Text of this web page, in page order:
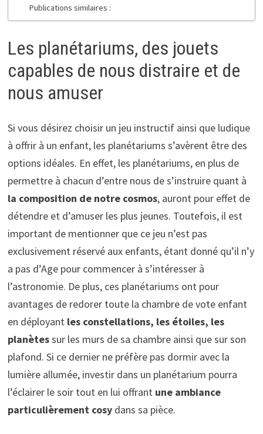
Publications similaires :
Les planétariums, des jouets
capables de nous distraire et de
nous amuser
Si vous désirez choisir un jeu instructif ainsi que ludique
à offrir à un enfant, les planétariums s’avèrent être des
options idéales. En effet, les planétariums, en plus de
permettre à chacun d’entre nous de s’instruire quant à
la composition de notre cosmos, auront pour effet de
détendre et d’amuser les plus jeunes. Toutefois, il est
important de mentionner que ce jeu n’est pas
exclusivement réservé aux enfants, étant donné qu’il n’y
a pas d’Age pour commencer à s’intéresser à
l’astronomie. De plus, ces planétariums ont pour
avantages de redorer toute la chambre de vote enfant
en déployant les constellations, les étoiles, les
planètessur les murs de sa chambre ainsi que sur son
plafond. Si ce dernier ne préfère pas dormir avec la
lumière allumée, investir dans un planétarium pourra
l’éclairer le soir tout en lui offrant une ambiance
particulièrement cosydans sa pièce.